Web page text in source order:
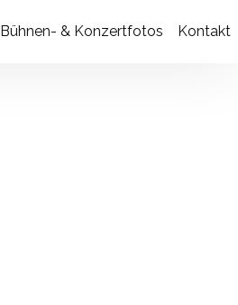
Bühnen- & Konzertfotos Kontakt